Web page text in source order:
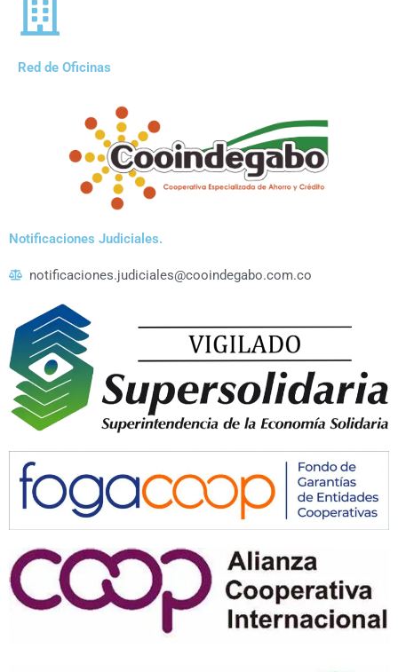
Red de Oficinas
Notificaciones Judiciales.
notificaciones.judiciales@cooindegabo.com.co